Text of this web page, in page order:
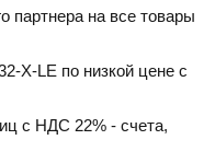
партнера на все товары
X-LE по низкой цене с
с НДС 22% - счета,